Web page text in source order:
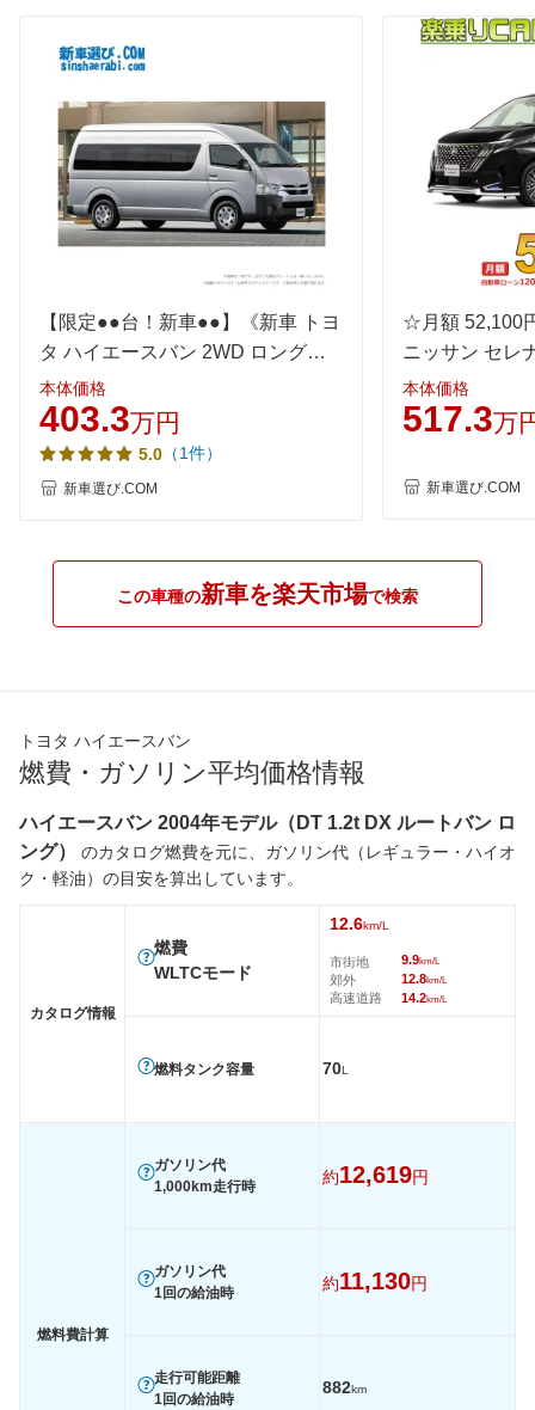
前輪サイズ
195/80R15 107/105S
後輪サイズ
195/80R15 107/105S
LT
LT
195/
LT
燃費
WLTC 11.3km/L 11.3km/L 11.3km/
WLTC/市街地 8.7km/L 8.7km/L 8.7km/L
11.2km/
JC08
60km定地 -
装備オプション 装備詳細を見る
【限定●●台！新車●●】《新車 トヨ
タ ハイエースバン 2WD ロングバ
ン・ワイドボディ・ミドルルー
フ・標準フロア スーパーGL“DARK
PRIME 2” 2/5人乗り・5ドア 2800
本体価格
403.3万円
5.0 （1件）
新車選び.COM
☆月額 52,100
ニッサン セレ
POWER
本体価格
517.3万
新車選び.COM
この車種の新車を楽天市場で検索
トヨタ ハイエースバン
燃費・ガソリン平均価格情報
ハイエースバン 2004年モデル（DT 1.2t DX ルートバン ロ
ング）
のカタログ燃費を元に、ガソリン代（レギュラー・ハイオ
ク・軽油）の目安を算出しています。
カタログ情報
燃費
WLTCモード
12.6km/L
市街地
郊外
高速道路
9.9km/L
12.8km/L
14.2km/L
燃料タンク容量 70L
燃料費計算
ガソリン代
1,000km走行時
約12,619円
ガソリン代
1回の給油時
約11,130円
走行可能距離
1回の給油時
882km